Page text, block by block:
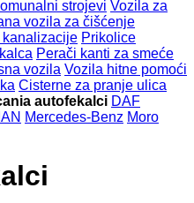
strojevi Vozila za
vozila za čišćenje
kanalizacije Prikolice
Perači kanti za smeće
vozila Vozila hitne pomoći
Cisterne za pranje ulica
autofekalci DAF
Mercedes-Benz Moro